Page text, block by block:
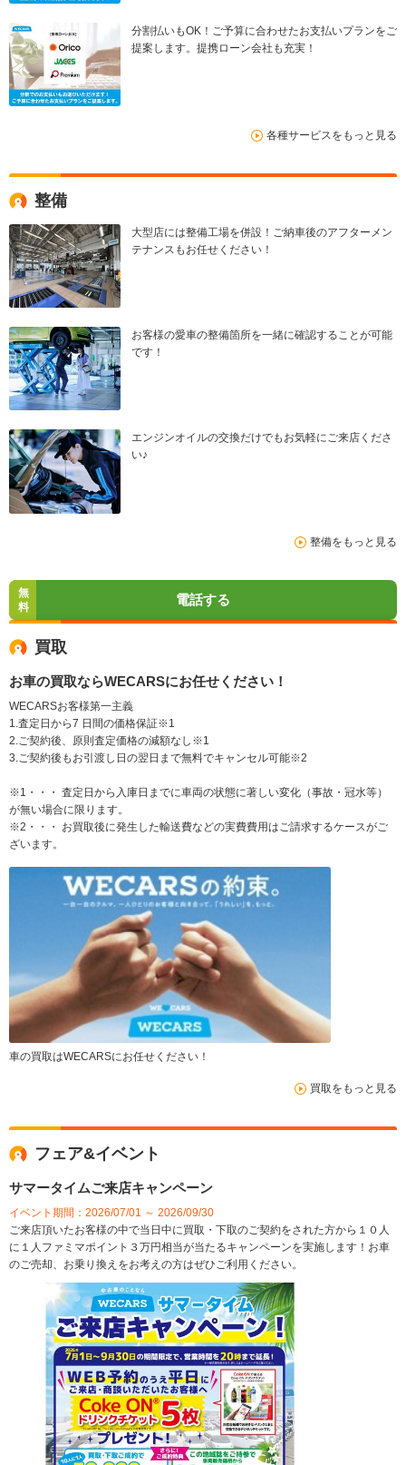
分割払いもOK！ご予算に合わせたお支払いプランをご
提案します。提携ローン会社も充実！
各種サービスをもっと見る
整備
大型店には整備工場を併設！ご納車後のアフターメン
テナンスもお任せください！
お客様の愛車の整備箇所を一緒に確認することが可能
です！
エンジンオイルの交換だけでもお気軽にご来店くださ
い♪
整備をもっと見る
無
料
電話する
買取
お車の買取ならWECARSにお任せください！
WECARSお客様第一主義
1.査定日から7 日間の価格保証※1
2.ご契約後、原則査定価格の減額なし※1
3.ご契約後もお引渡し日の翌日まで無料でキャンセル可能※2
※1・・・ 査定日から入庫日までに車両の状態に著しい変化（事故・冠水等）
が無い場合に限ります。
※2・・・ お買取後に発生した輸送費などの実費費用はご請求するケースがご
ざいます。
車の買取はWECARSにお任せください！
買取をもっと見る
フェア&イベント
サマータイムご来店キャンペーン
イベント期間：2026/07/01 ～ 2026/09/30
ご来店頂いたお客様の中で当日中に買取・下取のご契約をされた方から１０人
に１人ファミマポイント３万円相当が当たるキャンペーンを実施します！お車
のご売却、お乗り換えをお考えの方はぜひご利用ください。